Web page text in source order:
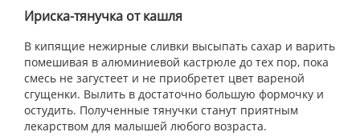
Ириска-тянучка от кашля
В кипящие нежирные сливки высыпать сахар и варить
помешивая в алюминиевой кастрюле до тех пор, пока
смесь не загустеет и не приобретет цвет вареной
сгущенки. Вылить в достаточно большую формочку и
остудить. Полученные тянучки станут приятным
лекарством для малышей любого возраста.